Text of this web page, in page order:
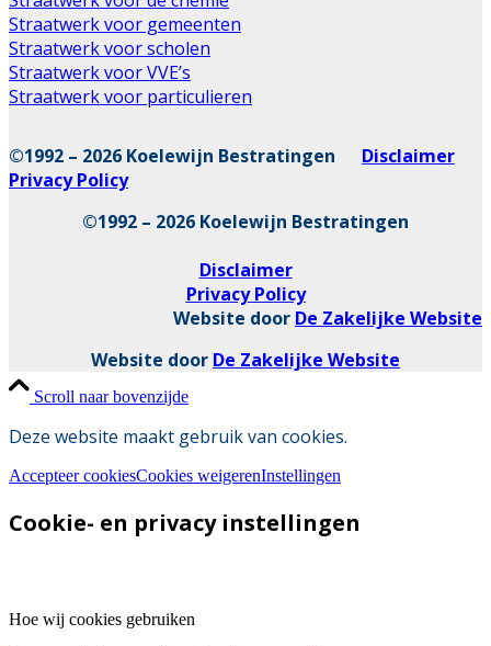
Straatwerk voor gemeenten
Straatwerk voor scholen
Straatwerk voor VVE’s
Straatwerk voor particulieren
©1992 – 2026 Koelewijn Bestratingen Disclaimer
Privacy Policy
©1992 – 2026 Koelewijn Bestratingen
Disclaimer
Privacy Policy
Website door De Zakelijke Website
Website door De Zakelijke Website
Scroll naar bovenzijde
Deze website maakt gebruik van cookies.
Accepteer cookiesCookies weigerenInstellingen
Cookie- en privacy instellingen
Hoe wij cookies gebruiken